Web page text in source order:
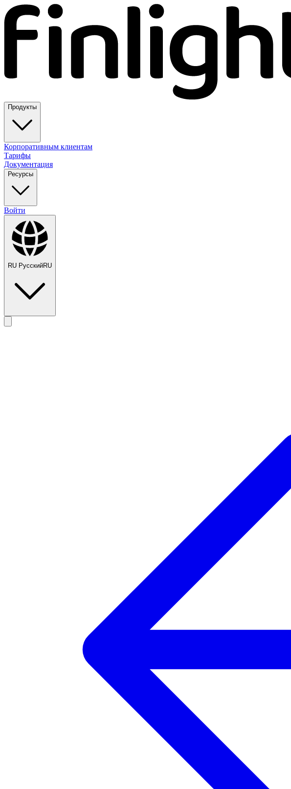
Продукты
Корпоративным клиентам
Тарифы
Документация
Ресурсы
Войти
RU РусскийRU